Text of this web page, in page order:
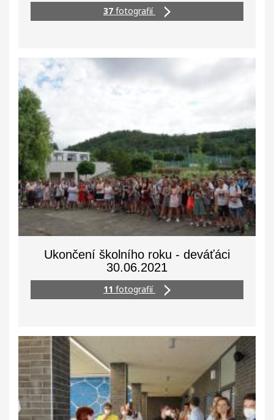
37 fotografií
Ukončení školního roku - deváťáci
30.06.2021
11 fotografií